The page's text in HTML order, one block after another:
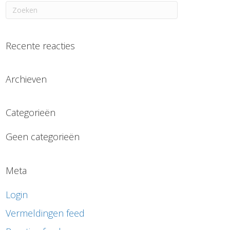
Recente reacties
Archieven
Categorieën
Geen categorieën
Meta
Login
Vermeldingen feed